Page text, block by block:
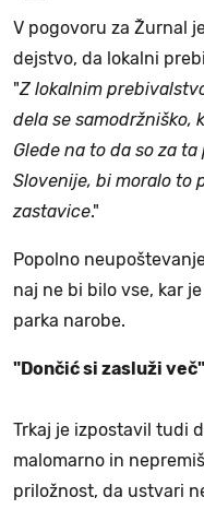
V pogovoru za Žurnal
dejstvo, da lokalni
"Z lokalnim
dela se samodržniško,
Glede na to da so za
Slovenije, bi moralo to
zastavice."
Popolno
naj ne bi bilo vse, kar
parka narobe.
"Dončić si zasluži več"
Trkaj je izpostavil tudi
malomarno in
priložnost, da ustvari